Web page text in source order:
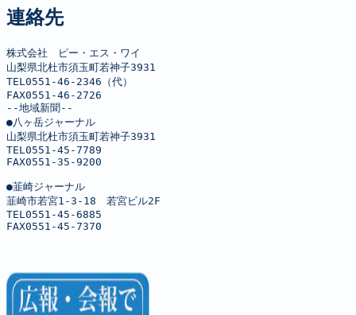
連絡先
株式会社　ピー・エス・ワイ
山梨県北杜市須玉町若神子3931
TEL0551-46-2346（代）
FAX0551-46-2726
--地域新聞--
●八ヶ岳ジャーナル
山梨県北杜市須玉町若神子3931
TEL0551-45-7789
FAX0551-35-9200
●韮崎ジャーナル
韮崎市若宮1-3-18　若宮ビル2F
TEL0551-45-6885
FAX0551-45-7370